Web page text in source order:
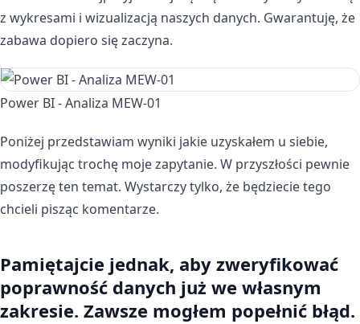
z wykresami i wizualizacją naszych danych. Gwarantuję, że
zabawa dopiero się zaczyna.
Power BI - Analiza MEW-01
Poniżej przedstawiam wyniki jakie uzyskałem u siebie,
modyfikując trochę moje zapytanie. W przyszłości pewnie
poszerzę ten temat. Wystarczy tylko, że będziecie tego
chcieli pisząc komentarze.
Pamiętajcie jednak, aby zweryfikować
poprawność danych już we własnym
zakresie. Zawsze mogłem popełnić błąd.